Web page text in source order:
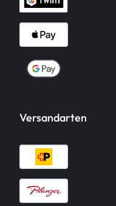
Versandarten